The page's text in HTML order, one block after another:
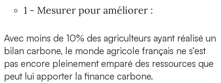
1 - Mesurer pour améliorer :
Avec moins de 10% des agriculteurs ayant réalisé un
bilan carbone, le monde agricole français ne s’est
pas encore pleinement emparé des ressources que
peut lui apporter la finance carbone.